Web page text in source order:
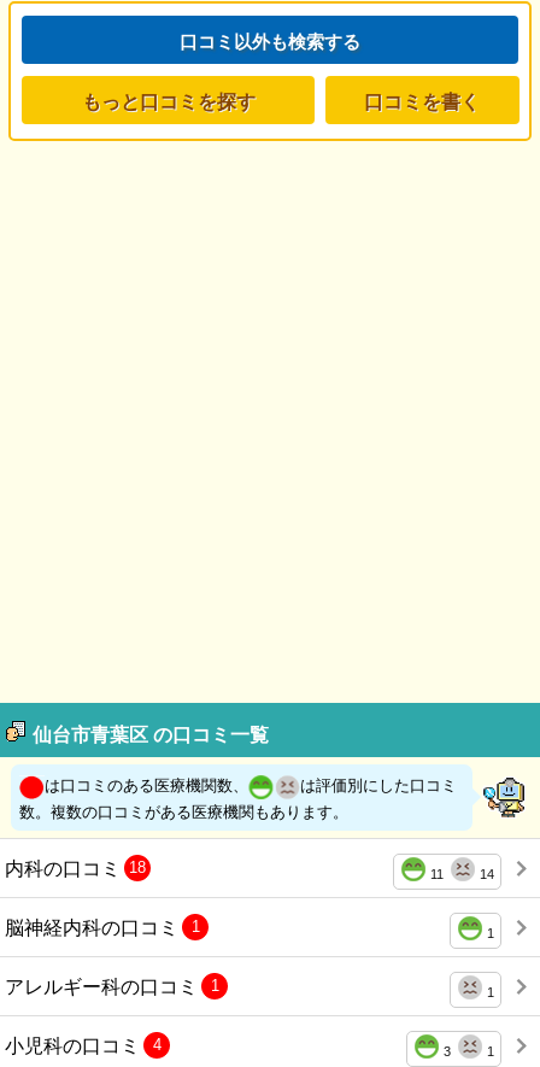
口コミ以外も検索する
もっと口コミを探す 口コミを書く
仙台市青葉区 の口コミ一覧
は口コミのある医療機関数、
は評価別にした口コミ
数。複数の口コミがある医療機関もあります。
内科の口コミ 11 14
18
脳神経内科の口コミ 1
1
アレルギー科の口コミ 1
1
小児科の口コミ 3 1
4